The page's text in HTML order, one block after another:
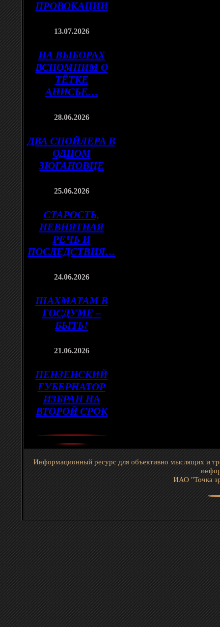
ПРОВОКАЦИИ
13.07.2026
НА ВЫБОРАХ
ВСПОМНИМ О
ТЁТКЕ
АНИСЬЕ…
28.06.2026
ДВА СПОЙЛЕРА В
ОДНОМ
ЗЮГАНОВЦЕ
25.06.2026
СТАРОСТЬ,
НЕВНЯТНАЯ
РЕЧЬ И
ПОСЛЕДСТВИЯ…
24.06.2026
ШАХМАТАМ В
ГОСДУМЕ –
БЫТЬ!
21.06.2026
ПЕНЗЕНСКИЙ
ГУБЕРНАТОР
ИЗБРАН НА
ВТОРОЙ СРОК
Информационный ресурс для объективно мыслящих и
ИАО "Точка